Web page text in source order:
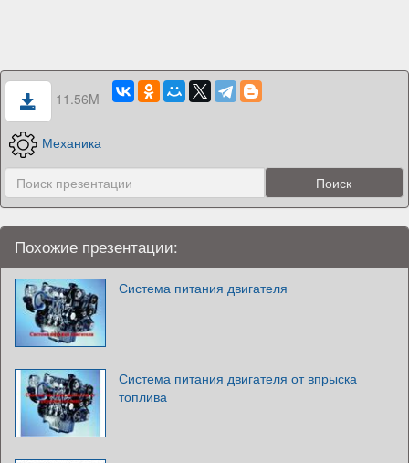
11.56M
Механика
Похожие презентации:
Система питания двигателя
Система питания двигателя от впрыска
топлива